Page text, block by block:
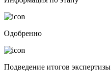
Одобренно
Подведение итогов экспертизы